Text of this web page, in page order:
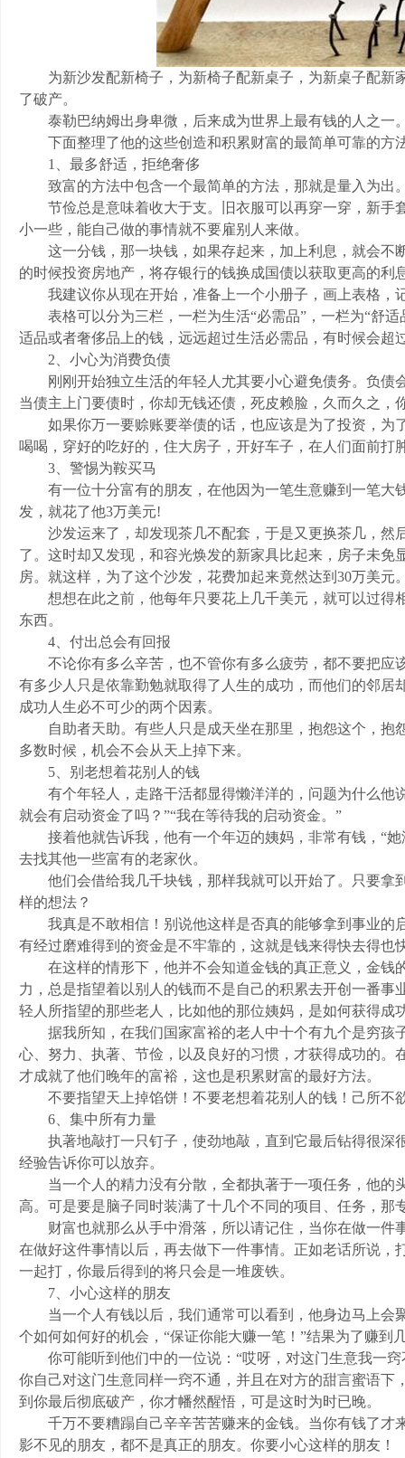
为新沙发配新椅子，为新椅子配新桌子，为新桌子配
了破产。
泰勒巴纳姆出身卑微，后来成为世界上最有钱的人之一
下面整理了他的这些创造和积累财富的最简单可靠的方
1、最多舒适，拒绝奢侈
致富的方法中包含一个最简单的方法，那就是量入为出
节俭总是意味着收大于支。旧衣服可以再穿一穿，新手
小一些，能自己做的事情就不要雇别人来做。
这一分钱，那一块钱，如果存起来，加上利息，就会不
的时候投资房地产，将存银行的钱换成国债以获取更高的利
我建议你从现在开始，准备上一个小册子，画上表格，
表格可以分为三栏，一栏为生活“必需品”，一栏为“舒适
适品或者奢侈品上的钱，远远超过生活必需品，有时候会超
2、小心为消费负债
刚刚开始独立生活的年轻人尤其要小心避免债务。负债
当债主上门要债时，你却无钱还债，死皮赖脸，久而久之，
如果你万一要赊账要举债的话，也应该是为了投资，为
喝喝，穿好的吃好的，住大房子，开好车子，在人们面前打
3、警惕为鞍买马
有一位十分富有的朋友，在他因为一笔生意赚到一笔大
发，就花了他3万美元!
沙发运来了，却发现茶几不配套，于是又更换茶几，然
了。这时却又发现，和容光焕发的新家具比起来，房子未
房。就这样，为了这个沙发，花费加起来竟然达到30万美
想想在此之前，他每年只要花上几千美元，就可以过得
东西。
4、付出总会有回报
不论你有多么辛苦，也不管你有多么疲劳，都不要把应
有多少人只是依靠勤勉就取得了人生的成功，而他们的邻
成功人生必不可少的两个因素。
自助者天助。有些人只是成天坐在那里，抱怨这个，抱
多数时候，机会不会从天上掉下来。
5、别老想着花别人的钱
有个年轻人，走路干活都显得懒洋洋的，问题为什么他
就会有启动资金了吗？”“我在等待我的启动资金。”
接着他就告诉我，他有一个年迈的姨妈，非常有钱，“她
去找其他一些富有的老家伙。
他们会借给我几千块钱，那样我就可以开始了。只要拿
样的想法？
我真是不敢相信！别说他这样是否真的能够拿到事业的
有经过磨难得到的资金是不牢靠的，这就是钱来得快去得也
在这样的情形下，他并不会知道金钱的真正意义，金钱
力，总是指望着以别人的钱而不是自己的积累去开创一番
轻人所指望的那些老人，比如他的那位姨妈，是如何获得成
据我所知，在我们国家富裕的老人中十个有九个是穷孩
心、努力、执著、节俭，以及良好的习惯，才获得成功的
才成就了他们晚年的富裕，这也是积累财富的最好方法。
不要指望天上掉馅饼！不要老想着花别人的钱！己所不
6、集中所有力量
执著地敲打一只钉子，使劲地敲，直到它最后钻得很深
经验告诉你可以放弃。
当一个人的精力没有分散，全都执著于一项任务，他的
高。可是要是脑子同时装满了十几个不同的项目、任务，那
财富也就那么从手中滑落，所以请记住，当你在做一件
在做好这件事情以后，再去做下一件事情。正如老话所说
一起打，你最后得到的将只会是一堆废铁。
7、小心这样的朋友
当一个人有钱以后，我们通常可以看到，他身边马上会
个如何如何好的机会，“保证你能大赚一笔！”结果为了赚到
你可能听到他们中的一位说：“哎呀，对这门生意我一窍
你自己对这门生意同样一窍不通，并且在对方的甜言蜜语下
到你最后彻底破产，你才幡然醒悟，可是这时为时已晚。
千万不要糟蹋自己辛辛苦苦赚来的金钱。当你有钱了才
影不见的朋友，都不是真正的朋友。你要小心这样的朋友！